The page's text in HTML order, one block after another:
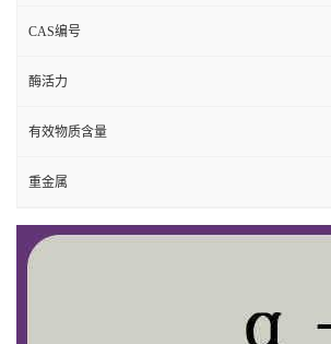
CAS编号
酶活力
有效物质含量
重金属